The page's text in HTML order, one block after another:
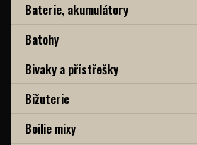
Baterie, akumulátory
Batohy
Bivaky a přístřešky
Bižuterie
Boilie mixy